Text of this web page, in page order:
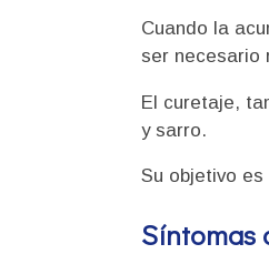
Cuando la
ser necesario
El curetaje,
y sarro.
Su objetivo
Síntomas